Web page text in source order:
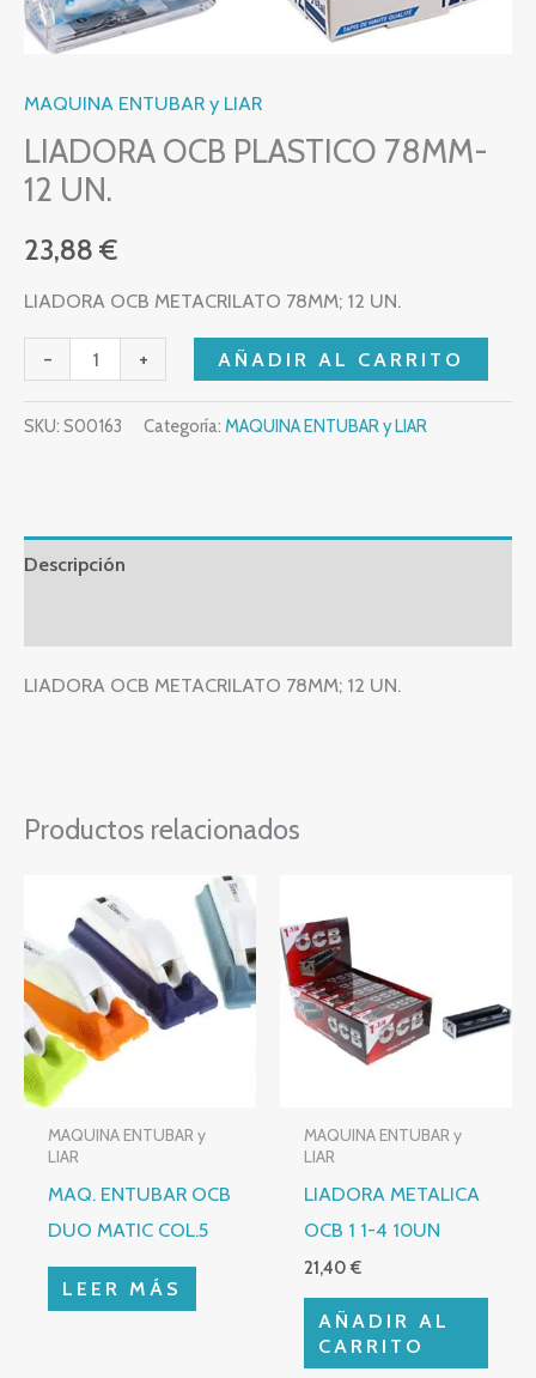
MAQUINA ENTUBAR y LIAR
LIADORA OCB PLASTICO 78MM-
12 UN.
23,88 €
LIADORA OCB METACRILATO 78MM; 12 UN.
- + AÑADIR AL CARRITO
SKU: S00163 Categoría: MAQUINA ENTUBAR y LIAR
Descripción
LIADORA OCB METACRILATO 78MM; 12 UN.
Productos relacionados
MAQUINA ENTUBAR y
LIAR
MAQ. ENTUBAR OCB
DUO MATIC COL.5
LEER MÁS
MAQUINA ENTUBAR y
LIAR
LIADORA METALICA
OCB 1 1-4 10UN
21,40€
AÑADIR AL
CARRITO